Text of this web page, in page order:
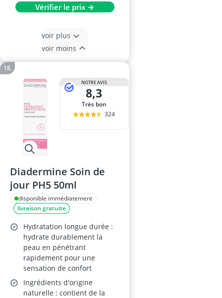
Vérifier le prix →
voir plus
voir moins
NOTRE AVIS
8,3
Très bon
324
Diadermine Soin de
jour PH5 50ml
disponible immédiatement
livraison gratuite
Hydratation longue durée :
hydrate durablement la
peau en pénétrant
rapidement pour une
sensation de confort
Ingrédients d'origine
naturelle : contient de la